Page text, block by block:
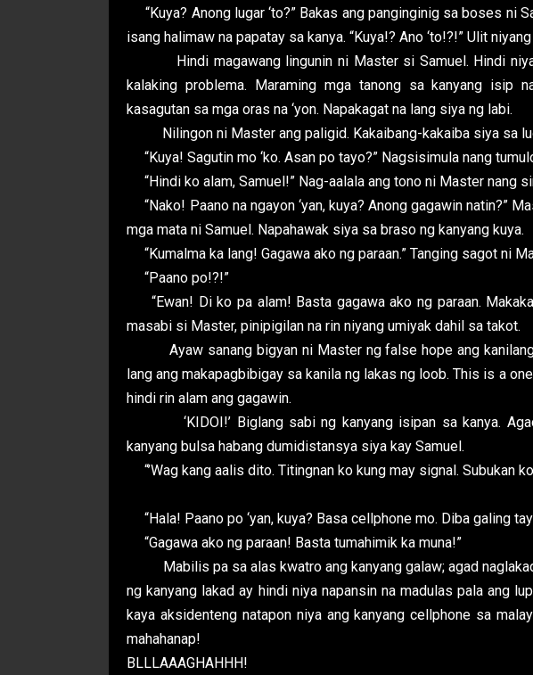
“Kuya? Anong lugar ‘to?” Bakas ang panginginig sa boses ni
isang halimaw na papatay sa kanya. “Kuya!? Ano ‘to!?!” Ulit
Hindi magawang lingunin ni Master si Samuel. Hindi niya
kalaking problema. Maraming mga tanong sa kanyang isip
kasagutan sa mga oras na ‘yon. Napakagat na lang siya ng labi.
Nilingon ni Master ang paligid. Kakaibang-kakaiba siya sa
“Kuya! Sagutin mo ‘ko. Asan po tayo?” Nagsisimula nang
“Hindi ko alam, Samuel!” Nag-aalala ang tono ni Master nang
“Nako! Paano na ngayon ‘yan, kuya? Anong gagawin natin?”
mga mata ni Samuel. Napahawak siya sa braso ng kanyang kuya.
“Kumalma ka lang! Gagawa ako ng paraan.” Tanging sagot ni
“Paano po!?!”
“Ewan! Di ko pa alam! Basta gagawa ako ng paraan.
masabi si Master, pinipigilan na rin niyang umiyak dahil sa takot.
Ayaw sanang bigyan ni Master ng false hope ang kanilang
lang ang makapagbibigay sa kanila ng lakas ng loob. This is a
hindi rin alam ang gagawin.
‘KIDOI!’ Biglang sabi ng kanyang isipan sa kanya. Agad
kanyang bulsa habang dumidistansya siya kay Samuel.
“’Wag kang aalis dito. Titingnan ko kung may signal. Subukan
“Hala! Paano po ‘yan, kuya? Basa cellphone mo. Diba galing
“Gagawa ako ng paraan! Basta tumahimik ka muna!”
Mabilis pa sa alas kwatro ang kanyang galaw; agad
ng kanyang lakad ay hindi niya napansin na madulas pala ang
kaya aksidenteng natapon niya ang kanyang cellphone sa
mahahanap!
BLLLAAAGHAHHH!